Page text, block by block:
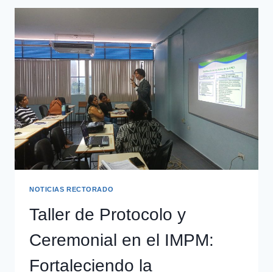
NOTICIAS RECTORADO
Taller de Protocolo y
Ceremonial en el IMPM:
Fortaleciendo la